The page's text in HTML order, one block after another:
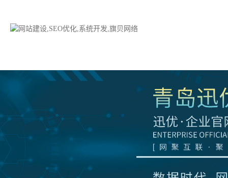
品牌网站建设
电子商务商城
手机网站建设
H5响应式网站建设方案
防伪防窜货系统
外贸多语言网站建设方案